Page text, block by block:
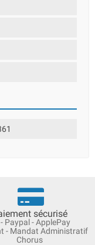
sécurisé
- Paypal - ApplePay
- Mandat Administratif
Chorus